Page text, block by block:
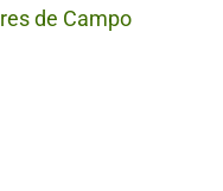
de Campo